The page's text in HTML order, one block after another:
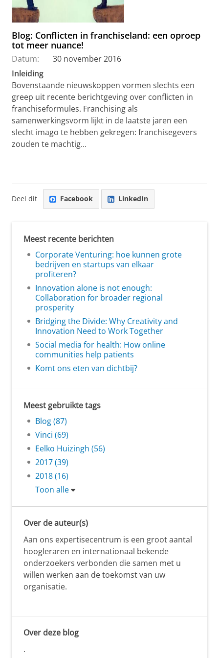
Blog: Conflicten in franchiseland: een oproep
tot meer nuance!
Datum:
30 november 2016
Inleiding
Bovenstaande nieuwskoppen vormen slechts een
greep uit recente berichtgeving over conflicten in
franchiseformules. Franchising als
samenwerkingsvorm lijkt in de laatste jaren een
slecht imago te hebben gekregen: franchisegevers
zouden te machtig...
Deel dit Facebook LinkedIn
Meest recente berichten
Corporate Venturing: hoe kunnen grote
bedrijven en startups van elkaar
profiteren?
Innovation alone is not enough:
Collaboration for broader regional
prosperity
Bridging the Divide: Why Creativity and
Innovation Need to Work Together
Social media for health: How online
communities help patients
Komt ons eten van dichtbij?
Meest gebruikte tags
Blog (87)
Vinci (69)
Eelko Huizingh (56)
2017 (39)
2018 (16)
Toon alle
Over de auteur(s)
Aan ons expertisecentrum is een groot aantal
hoogleraren en internationaal bekende
onderzoekers verbonden die samen met u
willen werken aan de toekomst van uw
organisatie.
Over deze blog
.